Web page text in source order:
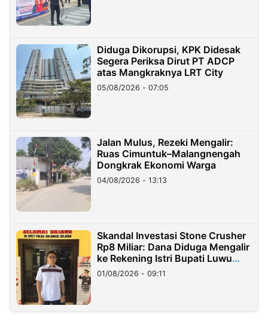
Diduga Dikorupsi, KPK Didesak
Segera Periksa Dirut PT ADCP
atas Mangkraknya LRT City
05/08/2026 - 07:05
Jalan Mulus, Rezeki Mengalir:
Ruas Cimuntuk–Malangnengah
Dongkrak Ekonomi Warga
04/08/2026 - 13:13
Skandal Investasi Stone Crusher
Rp8 Miliar: Dana Diduga Mengalir
ke Rekening Istri Bupati Luwu
Timur
01/08/2026 - 09:11